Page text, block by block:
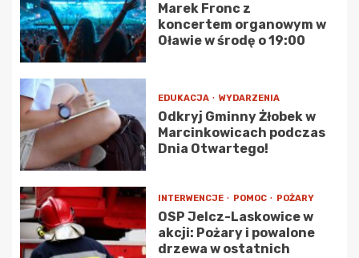
Marek Fronc z
koncertem organowym w
Oławie w środę o 19:00
EDUKACJA WYDARZENIA
Odkryj Gminny Żłobek w
Marcinkowicach podczas
Dnia Otwartego!
INTERWENCJE POMOC POŻARY
OSP Jelcz-Laskowice w
akcji: Pożary i powalone
drzewa w ostatnich